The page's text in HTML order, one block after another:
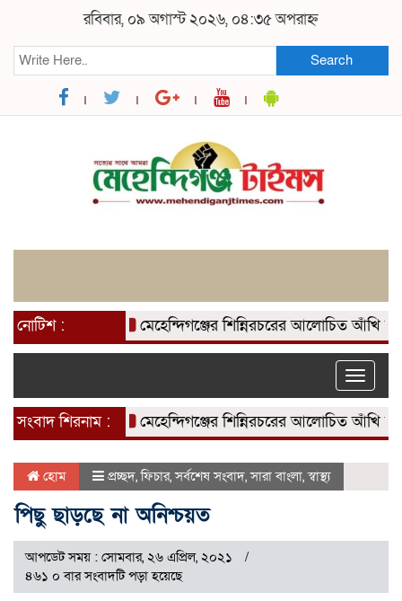
রবিবার, ০৯ অগাস্ট ২০২৬, ০৪:৩৫ অপরাহ্ন
Search
নোটিশ : মেহেন্দিগঞ্জের শিন্নিরচরের আলোচিত আঁখি হত্যার
Toggle
সংবাদ শিরনাম :মেহেন্দিগঞ্জের শিন্নিরচরের আলোচিত আঁখি হত্যার
হোম প্রচ্ছদ,ফিচার,সর্বশেষ সংবাদ,সারা বাংলা,স্বাস্থ্য
পিছু ছাড়ছে না অনিশ্চয়ত
আপডেট সময় : সোমবার, ২৬ এপ্রিল, ২০২১
৪৬১ ০ বার সংবাদটি পড়া হয়েছে